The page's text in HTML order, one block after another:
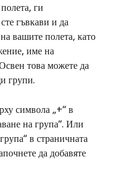
ги
гъвкави и да
вашите полета, като
име на
това можете да
групи.
символа „+“ в
на група“. Или
в страничната
да добавяте